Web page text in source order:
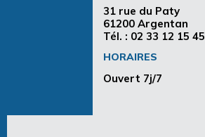
31 rue du Paty
61200 Argentan
Tél. : 02 33 12 15 45
HORAIRES
Ouvert 7j/7